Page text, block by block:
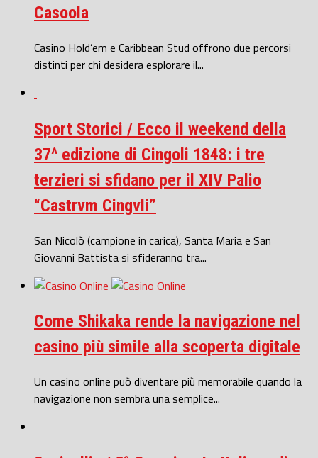
Casoola
Casino Hold’em e Caribbean Stud offrono due percorsi
distinti per chi desidera esplorare il...
Sport Storici / Ecco il weekend della
37^ edizione di Cingoli 1848: i tre
terzieri si sfidano per il XIV Palio
“Castrvm Cingvli”
San Nicolò (campione in carica), Santa Maria e San
Giovanni Battista si sfideranno tra...
Come Shikaka rende la navigazione nel
casino più simile alla scoperta digitale
Un casino online può diventare più memorabile quando la
navigazione non sembra una semplice...